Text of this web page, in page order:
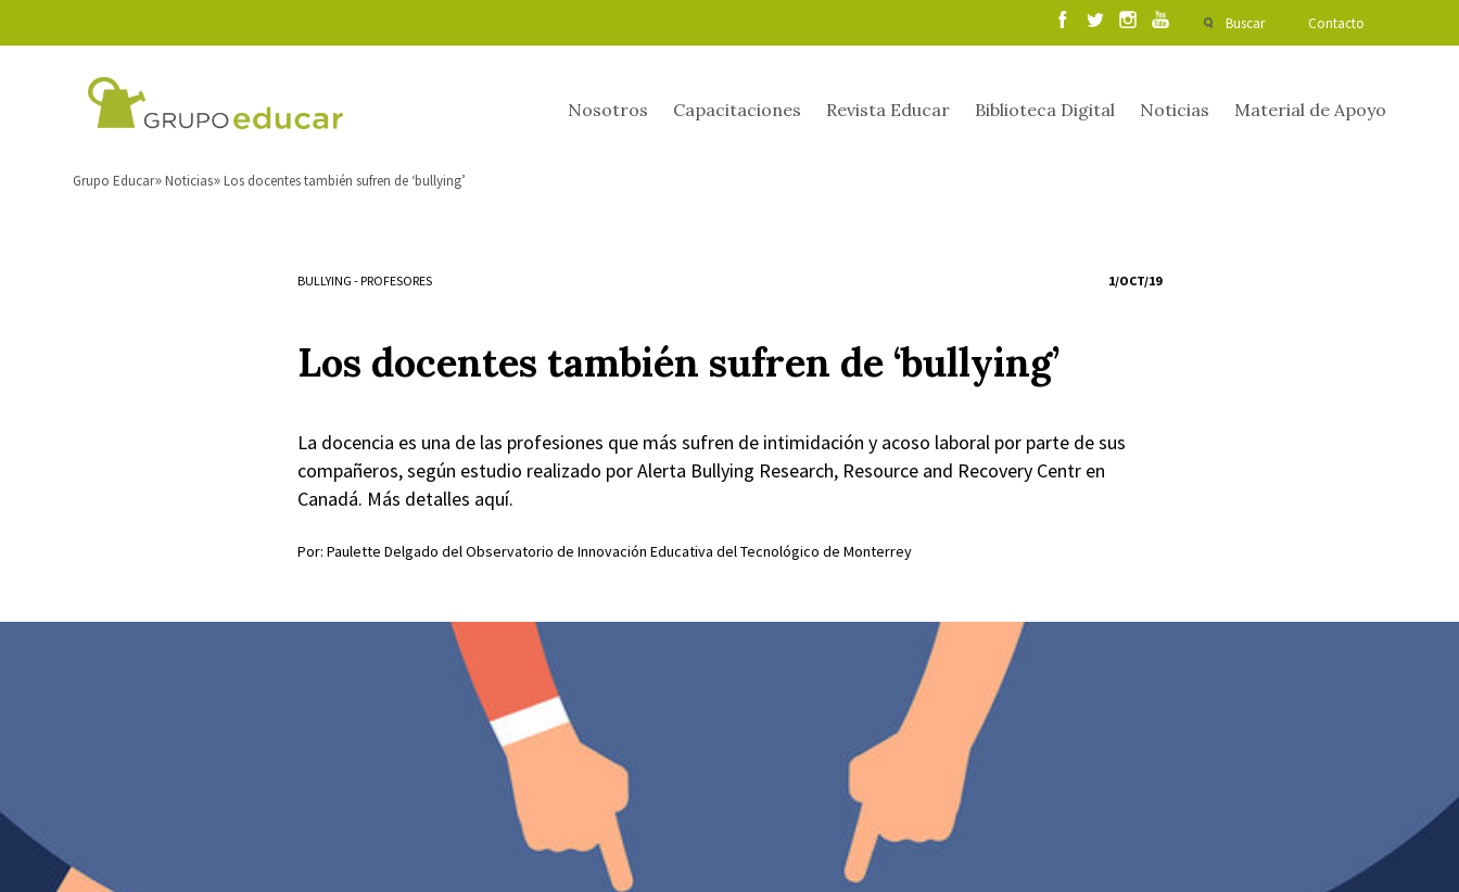
Buscar Contacto
Nosotros Capacitaciones Revista Educar Biblioteca Digital Noticias Material de Apoyo
Grupo Educar Noticias Los docentes también sufren de ‘bullying’
BULLYING -PROFESORES 1/OCT/19
Los docentes también sufren de ‘bullying’
La docencia es una de las profesiones que más sufren de intimidación y acoso laboral por parte de sus
compañeros, según estudio realizado por Alerta Bullying Research, Resource and Recovery Centr en
Canadá. Más detalles aquí.
Por: Paulette Delgado del Observatorio de Innovación Educativa del Tecnológico de Monterrey